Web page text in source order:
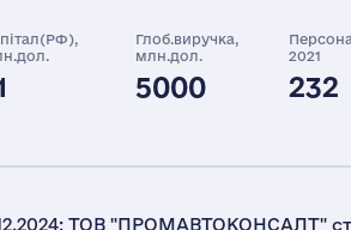
Глоб.виручка,
млн.дол.
5000
2021
232
ТОВ "ПРОМАВТОКОНСАЛТ"